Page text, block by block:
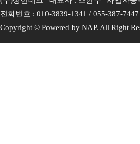
전화번호 : 010-3839-1341 / 055-387-
Copyright © Powered by NAP. All Right